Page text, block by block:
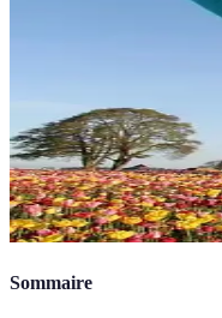
Sommaire